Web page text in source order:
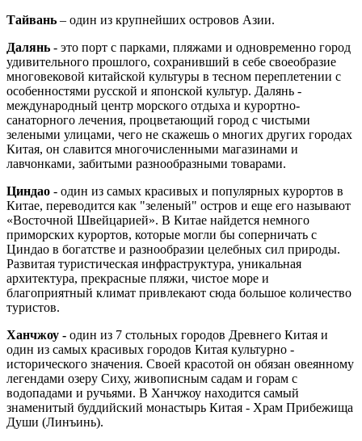
Тайвань – один из крупнейших островов Азии.
Далянь - это порт с парками, пляжами и одновременно город
удивительного прошлого, сохранивший в себе своеобразие
многовековой китайской культуры в тесном переплетении с
особенностями русской и японской культур. Далянь -
международный центр морского отдыха и курортно-
санаторного лечения, процветающий город с чистыми
зелеными улицами, чего не скажешь о многих других городах
Китая, он славится многочисленными магазинами и
лавчонками, забитыми разнообразными товарами.
Циндао - один из самых красивых и популярных курортов в
Китаe, переводится как "зеленый" остров и еще его называют
«Восточной Швейцарией». В Китае найдется немного
приморских курортов, которые могли бы соперничать с
Циндао в богатстве и разнообразии целебных сил природы.
Развитая туристическая инфраструктура, уникальная
архитектура, прекрасные пляжи, чистое море и
благоприятный климат привлекают сюда большое количество
туристов.
Ханчжоу - один из 7 стольных городов Древнего Китая и
один из самых красивых городов Китая культурно -
исторического значения. Своей красотой он обязан овеянному
легендами озеру Сиху, живописным садам и горам с
водопадами и ручьями. В Ханчжоу находится самый
знаменитый буддийский монастырь Китая - Храм Прибежища
Души (Линъинь).